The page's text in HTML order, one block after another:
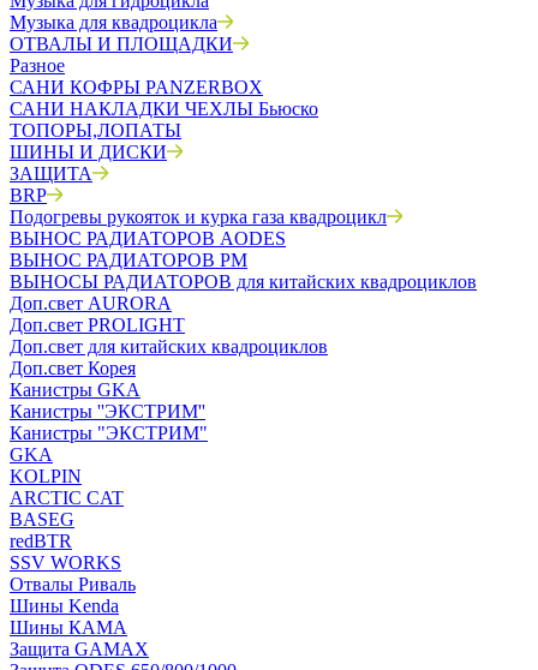
Музыка для квадроцикла
ОТВАЛЫ И ПЛОЩАДКИ
Разное
САНИ КОФРЫ PANZERBOX
САНИ НАКЛАДКИ ЧЕХЛЫ Бьюско
ТОПОРЫ,ЛОПАТЫ
ШИНЫ И ДИСКИ
ЗАЩИТА
BRP
Подогревы рукояток и курка газа квадроцикл
ВЫНОС РАДИАТОРОВ AODES
ВЫНОС РАДИАТОРОВ РМ
ВЫНОСЫ РАДИАТОРОВ для китайских квадроциклов
Доп.свет AURORA
Доп.свет PROLIGHT
Доп.свет для китайских квадроциклов
Доп.свет Корея
Канистры GKA
Канистры ''ЭКСТРИМ''
Канистры "ЭКСТРИМ"
GKA
KOLPIN
ARCTIC CAT
BASEG
redBTR
SSV WORKS
Отвалы Риваль
Шины Kenda
Шины КАМА
Защита GAMAX